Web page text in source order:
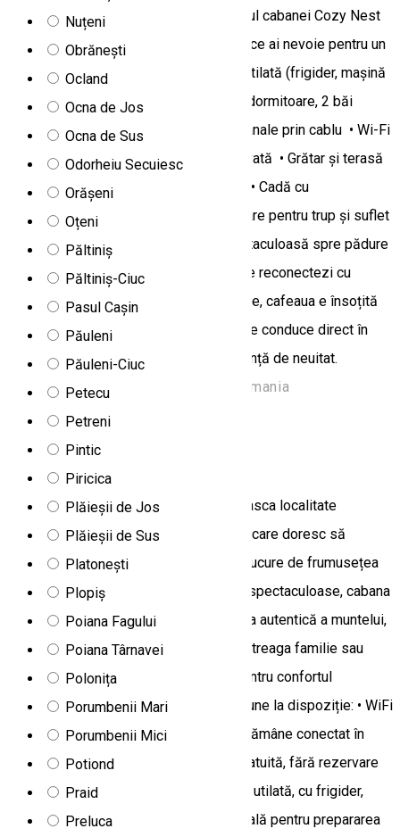
Nuțeni
Obrănești
Ocland
Ocna de Jos
Ocna de Sus
Odorheiu Secuiesc
Orășeni
Oțeni
Păltiniș
Păltiniș-Ciuc
Pasul Cașin
Păuleni
Păuleni-Ciuc
Petecu
Petreni
Pintic
Piricica
Plăieșii de Jos
Plăieșii de Sus
Platonești
Plopiș
Poiana Fagului
Poiana Târnavei
Polonița
Porumbenii Mari
Porumbenii Mici
Potiond
Praid
Preluca
Farmec rustic, dotări moderne: Interiorul cabanei Cozy Nest
emană căldură și intimitate, oferind tot ce ai nevoie pentru un
sejur confortabil: • Bucătărie complet utilată (frigider, mașină
de spălat vase, ustensile de gătit) • 3 dormitoare, 2 băi
moderne cu duș • TV cu ecran plat și canale prin cablu • Wi-Fi
gratuit în întreaga cabană • Parcare privată • Grătar și terasă
spațioasă pentru momente în aer liber • Cadă cu
hidromasaj/jacuzzi (contra cost) Relaxare pentru trup și suflet
Ferestrele mari oferă o priveliște spectaculoasă spre pădure
și munți, iar grădina verde te invită să te reconectezi cu
natura. Diminețile sunt luminate de soare, cafeaua e însoțită
de ciripitul păsărilor, iar o potecă albă te conduce direct în
inima naturii – sau, cine știe, într-o vacanță de neuitat.
Str. Pădureni 29, Toplița 535700, Romania
Camere de închiriat
Cabana Dor de Munte
Cabana Dor De Munte, situată în pitoreasca localitate
Fundoaia, este refugiul ideal pentru cei care doresc să
evadeze din agitația orașului și să se bucure de frumusețea
naturii montane. Înconjurată de peisaje spectaculoase, cabana
combină confortul modern cu atmosfera autentică a muntelui,
oferind o experiență relaxantă pentru întreaga familie sau
grup de prieteni. Facilități și servicii Pentru confortul
oaspeților săi, Cabana Dor De Munte pune la dispoziție: • WiFi
gratuit în întreaga proprietate, pentru a rămâne conectat în
timp ce te relaxezi. • Parcare privată gratuită, fără rezervare
prealabilă. • Bucătărie comună complet utilată, cu frigider,
mașină de spălat vase și cafetieră, ideală pentru prepararea